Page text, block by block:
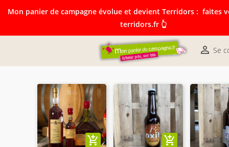
Mon panier de campagne évolue et devient Terridors : faites
terridors.fr 👆
 Se
Mon panier de campagne évolue et devient Terridors:
courses sur terridors.fr 👆
add_shopping_cart add_shopping_cart